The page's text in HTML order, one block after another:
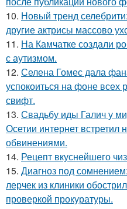
10. Новый тренд
другие актрисы массово
11. На Камчатке создали
с аутизмом.
12. Селена Гомес дала
успокоиться на фоне всех
свифт.
13. Свадьбу иды Галич у
Осетии интернет
обвинениями.
14. Рецепт вкуснейшего
15. Диагноз под
лерчек из клиники
проверкой прокуратуры.